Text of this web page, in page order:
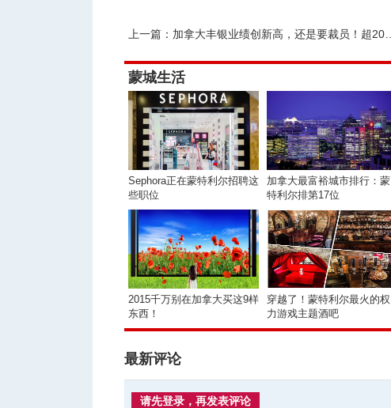
上一篇： 加拿大丰银业绩创新高，还是要裁员！超2000人失业
蒙城生活
Sephora正在蒙特利尔招聘这
些职位
加拿大最富裕城市排行：蒙
特利尔排第17位
2015千万别在加拿大买这9样
东西！
穿越了！蒙特利尔最火的权
力游戏主题酒吧
最新评论
请先登录，再发表评论